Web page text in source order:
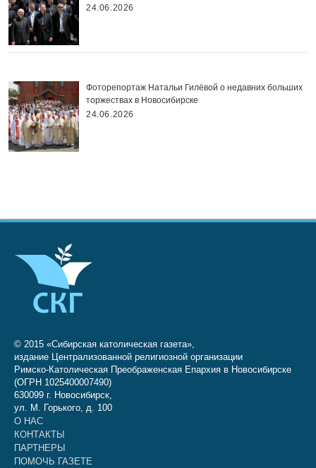
24.06.2026
Фоторепортаж Натальи Гилёвой о недавних больших
торжествах в Новосибирске
24.06.2026
© 2015 «Сибирская католическая газета»,
издание Централизованной религиозной организации
Римско-Католическая Преображенская Епархия в Новосибирске
(ОГРН 1025400007490)
630099 г. Новосибирск,
ул. М. Горького, д. 100
О НАС
КОНТАКТЫ
ПАРТНЕРЫ
ПОМОЧЬ ГАЗЕТЕ